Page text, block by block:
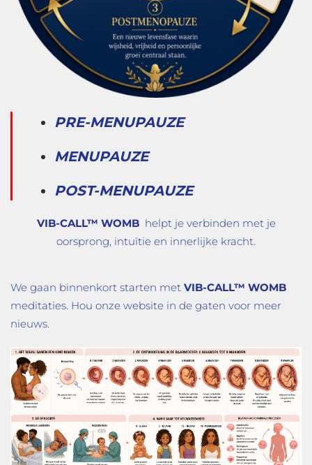
PRE-MENUPAUZE
MENUPAUZE
POST-MENUPAUZE
VIB-CALL™ WOMBhelpt je verbinden met je
oorsprong, intuïtie en innerlijke kracht.
We gaan binnenkort starten met VIB-CALL™ WOMB
meditaties. Hou onze website in de gaten voor meer
nieuws.